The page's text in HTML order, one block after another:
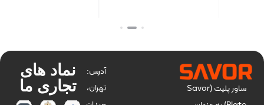
بستن
ساور پلیت (Savor
آدرس:
تهران،
نماد های
تجاری ما